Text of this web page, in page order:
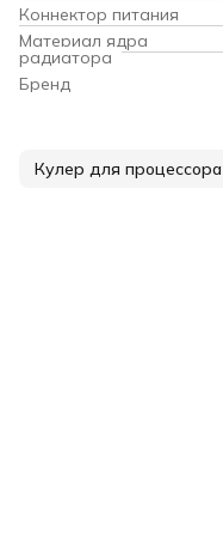
Коннектор питания
Материал ядра
радиатора
Бренд
Кулер для процессора